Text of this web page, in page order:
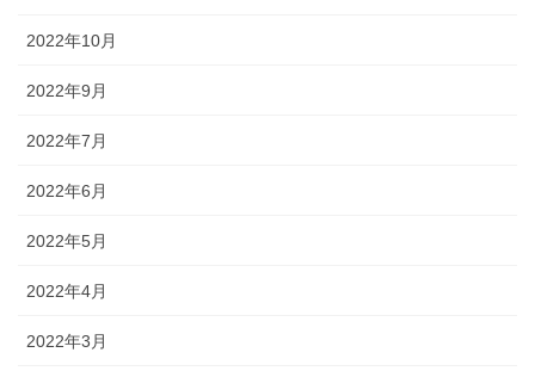
2022年10月
2022年9月
2022年7月
2022年6月
2022年5月
2022年4月
2022年3月